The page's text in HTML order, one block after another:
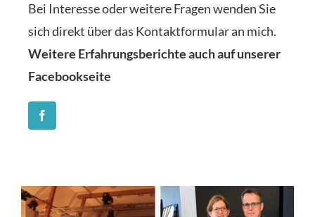
Bei Interesse oder weitere Fragen wenden Sie
sich direkt über das Kontaktformular an mich.
Weitere Erfahrungsberichte auch auf unserer
Facebookseite